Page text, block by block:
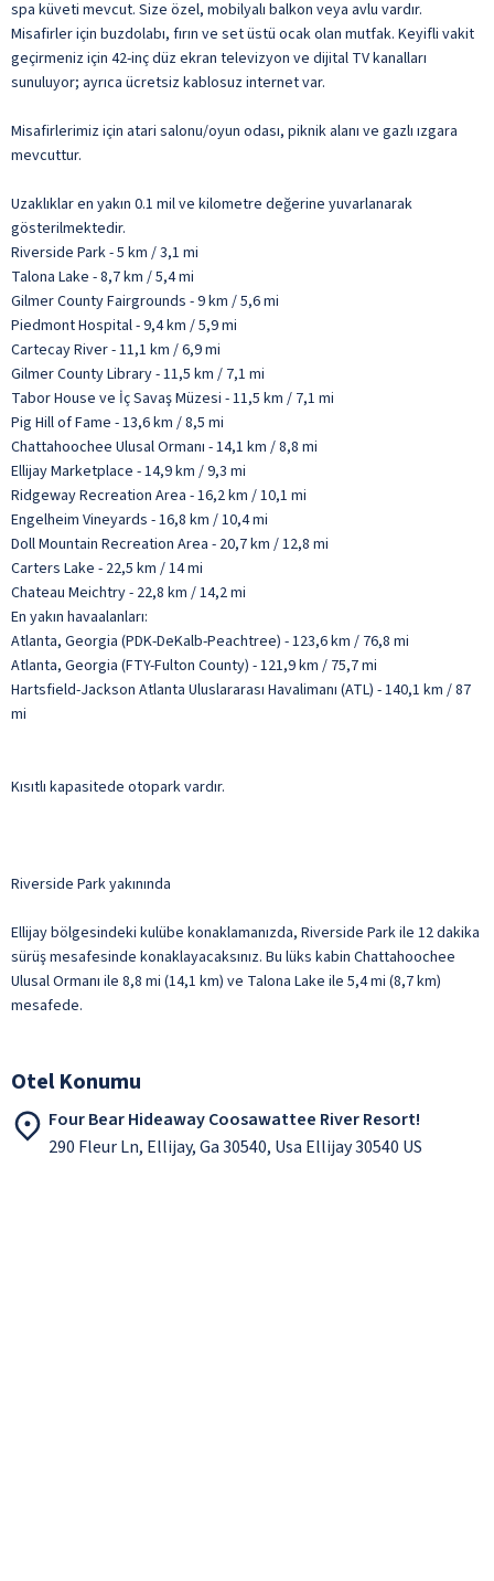
spa küveti mevcut. Size özel, mobilyalı balkon veya avlu vardır.
Misafirler için buzdolabı, fırın ve set üstü ocak olan mutfak. Keyifli vakit
geçirmeniz için 42-inç düz ekran televizyon ve dijital TV kanalları
sunuluyor; ayrıca ücretsiz kablosuz internet var.
Misafirlerimiz için atari salonu/oyun odası, piknik alanı ve gazlı ızgara
mevcuttur.
Uzaklıklar en yakın 0.1 mil ve kilometre değerine yuvarlanarak
gösterilmektedir.
Riverside Park - 5 km / 3,1 mi
Talona Lake - 8,7 km / 5,4 mi
Gilmer County Fairgrounds - 9 km / 5,6 mi
Piedmont Hospital - 9,4 km / 5,9 mi
Cartecay River - 11,1 km / 6,9 mi
Gilmer County Library - 11,5 km / 7,1 mi
Tabor House ve İç Savaş Müzesi - 11,5 km / 7,1 mi
Pig Hill of Fame - 13,6 km / 8,5 mi
Chattahoochee Ulusal Ormanı - 14,1 km / 8,8 mi
Ellijay Marketplace - 14,9 km / 9,3 mi
Ridgeway Recreation Area - 16,2 km / 10,1 mi
Engelheim Vineyards - 16,8 km / 10,4 mi
Doll Mountain Recreation Area - 20,7 km / 12,8 mi
Carters Lake - 22,5 km / 14 mi
Chateau Meichtry - 22,8 km / 14,2 mi
En yakın havaalanları:
Atlanta, Georgia (PDK-DeKalb-Peachtree) - 123,6 km / 76,8 mi
Atlanta, Georgia (FTY-Fulton County) - 121,9 km / 75,7 mi
Hartsfield-Jackson Atlanta Uluslararası Havalimanı (ATL) - 140,1 km / 87
mi
Kısıtlı kapasitede otopark vardır.
Riverside Park yakınında
Ellijay bölgesindeki kulübe konaklamanızda, Riverside Park ile 12 dakika
sürüş mesafesinde konaklayacaksınız. Bu lüks kabin Chattahoochee
Ulusal Ormanı ile 8,8 mi (14,1 km) ve Talona Lake ile 5,4 mi (8,7 km)
mesafede.
Otel Konumu
Four Bear Hideaway Coosawattee River Resort!
290 Fleur Ln, Ellijay, Ga 30540, Usa Ellijay 30540 US